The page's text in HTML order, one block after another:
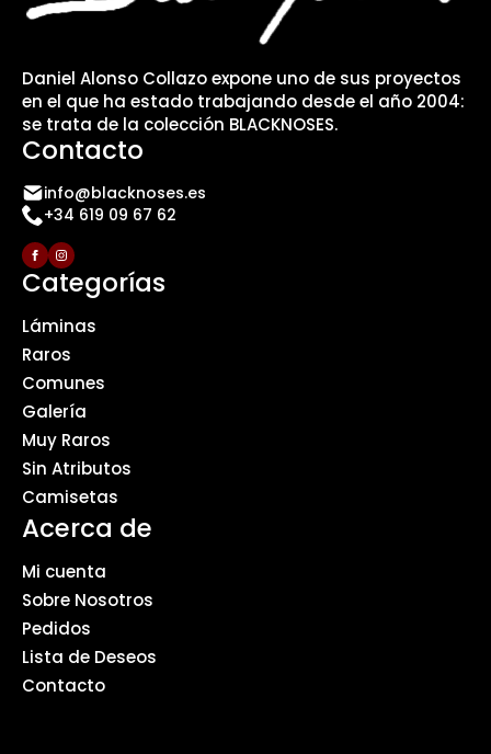
Daniel Alonso Collazo expone uno de sus proyectos
en el que ha estado trabajando desde el año 2004:
se trata de la colección BLACKNOSES.
Contacto
info@blacknoses.es
+34 619 09 67 62
Categorías
Láminas
Raros
Comunes
Galería
Muy Raros
Sin Atributos
Camisetas
Acerca de
Mi cuenta
Sobre Nosotros
Pedidos
Lista de Deseos
Contacto